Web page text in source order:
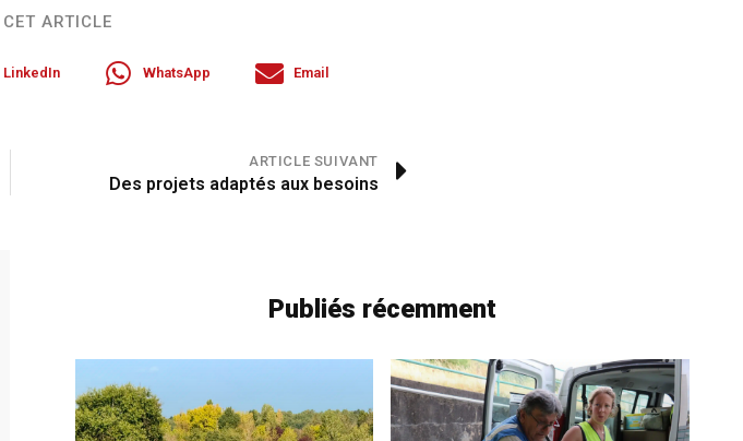
ARTICLE
LinkedIn WhatsApp Email
ARTICLE SUIVANT
Des projets adaptés aux besoins
Publiés récemment